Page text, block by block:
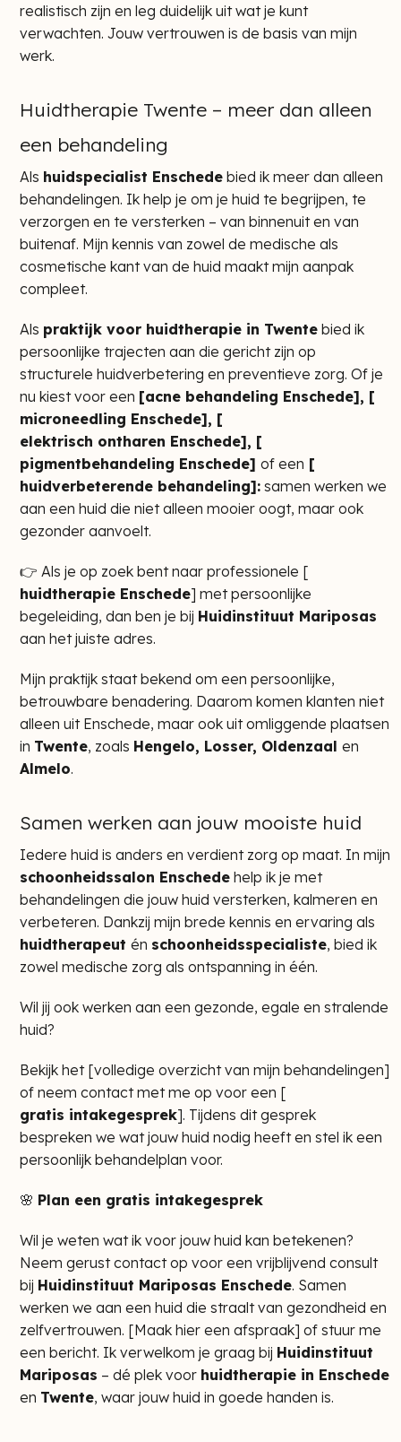
realistisch zijn en leg duidelijk uit wat je kunt
verwachten. Jouw vertrouwen is de basis van mijn
werk.
Huidtherapie Twente – meer dan alleen
een behandeling
Als huidspecialist Enschede bied ik meer dan alleen
behandelingen. Ik help je om je huid te begrijpen, te
verzorgen en te versterken – van binnenuit en van
buitenaf. Mijn kennis van zowel de medische als
cosmetische kant van de huid maakt mijn aanpak
compleet.
Als praktijk voor huidtherapie in Twente bied ik
persoonlijke trajecten aan die gericht zijn op
structurele huidverbetering en preventieve zorg. Of je
nu kiest voor een [acne behandeling Enschede], [
microneedling Enschede], [
elektrisch ontharen Enschede], [
pigmentbehandeling Enschede] of een [
huidverbeterende behandeling]: samen werken we
aan een huid die niet alleen mooier oogt, maar ook
gezonder aanvoelt.
👉 Als je op zoek bent naar professionele [
huidtherapie Enschede] met persoonlijke
begeleiding, dan ben je bij Huidinstituut Mariposas
aan het juiste adres.
Mijn praktijk staat bekend om een persoonlijke,
betrouwbare benadering. Daarom komen klanten niet
alleen uit Enschede, maar ook uit omliggende plaatsen
in Twente, zoals Hengelo, Losser, Oldenzaal en
Almelo.
Samen werken aan jouw mooiste huid
Iedere huid is anders en verdient zorg op maat. In mijn
schoonheidssalon Enschede help ik je met
behandelingen die jouw huid versterken, kalmeren en
verbeteren. Dankzij mijn brede kennis en ervaring als
huidtherapeut én schoonheidsspecialiste, bied ik
zowel medische zorg als ontspanning in één.
Wil jij ook werken aan een gezonde, egale en stralende
huid?
Bekijk het [volledige overzicht van mijn behandelingen]
of neem contact met me op voor een [
gratis intakegesprek]. Tijdens dit gesprek
bespreken we wat jouw huid nodig heeft en stel ik een
persoonlijk behandelplan voor.
🌸 Plan een gratis intakegesprek
Wil je weten wat ik voor jouw huid kan betekenen?
Neem gerust contact op voor een vrijblijvend consult
bij Huidinstituut Mariposas Enschede. Samen
werken we aan een huid die straalt van gezondheid en
zelfvertrouwen. [Maak hier een afspraak] of stuur me
een bericht. Ik verwelkom je graag bij Huidinstituut
Mariposas – dé plek voor huidtherapie in Enschede
en Twente, waar jouw huid in goede handen is.